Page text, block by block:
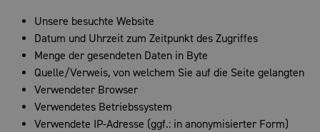
Unsere besuchte Website
Datum und Uhrzeit zum Zeitpunkt des Zugriffes
Menge der gesendeten Daten in Byte
Quelle/Verweis, von welchem Sie auf die Seite gelangten
Verwendeter Browser
Verwendetes Betriebssystem
Verwendete IP-Adresse (ggf.: in anonymisierter Form)